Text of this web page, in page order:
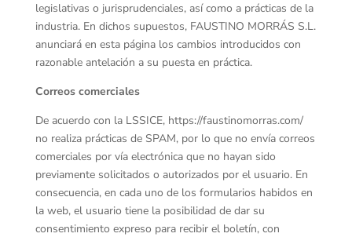
legislativas o jurisprudenciales, así como a prácticas de la
industria. En dichos supuestos, FAUSTINO MORRÁS S.L.
anunciará en esta página los cambios introducidos con
razonable antelación a su puesta en práctica.
Correos comerciales
De acuerdo con la LSSICE, https://faustinomorras.com/
no realiza prácticas de SPAM, por lo que no envía correos
comerciales por vía electrónica que no hayan sido
previamente solicitados o autorizados por el usuario. En
consecuencia, en cada uno de los formularios habidos en
la web, el usuario tiene la posibilidad de dar su
consentimiento expreso para recibir el boletín, con